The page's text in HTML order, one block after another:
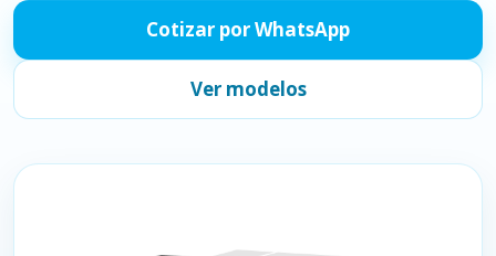
Cotizar por WhatsApp
Ver modelos